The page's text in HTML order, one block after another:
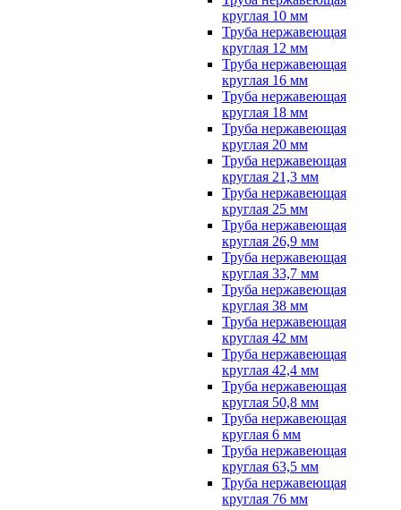
круглая 10 мм
Труба нержавеющая
круглая 12 мм
Труба нержавеющая
круглая 16 мм
Труба нержавеющая
круглая 18 мм
Труба нержавеющая
круглая 20 мм
Труба нержавеющая
круглая 21,3 мм
Труба нержавеющая
круглая 25 мм
Труба нержавеющая
круглая 26,9 мм
Труба нержавеющая
круглая 33,7 мм
Труба нержавеющая
круглая 38 мм
Труба нержавеющая
круглая 42 мм
Труба нержавеющая
круглая 42,4 мм
Труба нержавеющая
круглая 50,8 мм
Труба нержавеющая
круглая 6 мм
Труба нержавеющая
круглая 63,5 мм
Труба нержавеющая
круглая 76 мм